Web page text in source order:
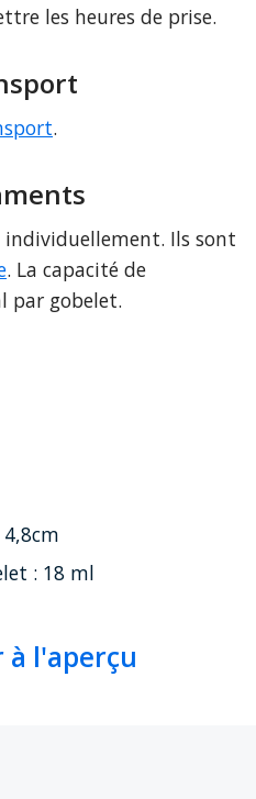
les heures de prise.
.
. La capacité de
par gobelet.
: 18 ml
à l'aperçu